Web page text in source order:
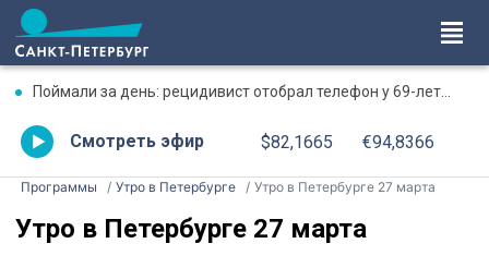
Поймали за день: рецидивист отобрал телефон у 69-летней бабушки
Смотреть эфир $82,1665 €94,8366
Программы Утро в Петербурге Утро в Петербурге 27 марта
Утро в Петербурге 27 марта